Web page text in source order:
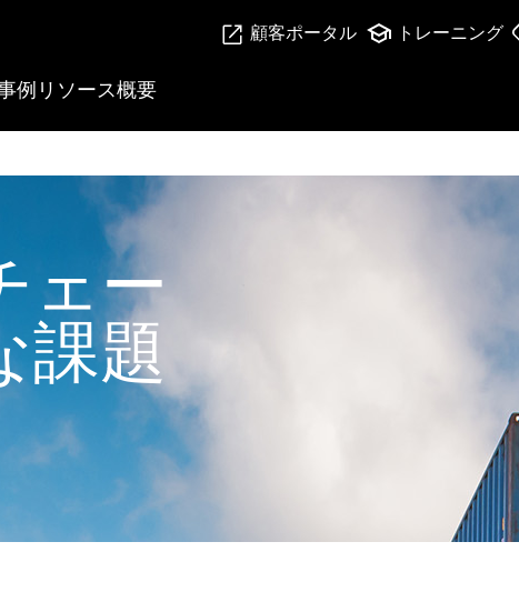
顧客ポータル トレーニング
例 リソース概要
ェー
課題